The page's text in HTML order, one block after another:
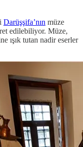
Darüşşifa’nın müze
edilebiliyor. Müze,
ışık tutan nadir eserler